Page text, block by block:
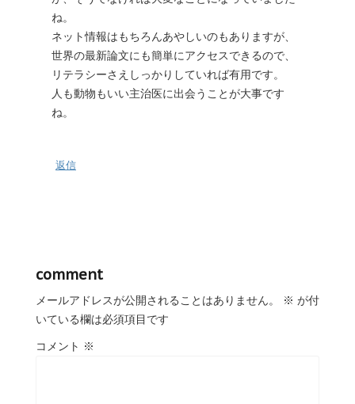
ね。
ネット情報はもちろんあやしいのもありますが、
世界の最新論文にも簡単にアクセスできるので、
リテラシーさえしっかりしていれば有用です。
人も動物もいい主治医に出会うことが大事です
ね。
返信
comment
メールアドレスが公開されることはありません。 ※ が付
いている欄は必須項目です
コメント ※